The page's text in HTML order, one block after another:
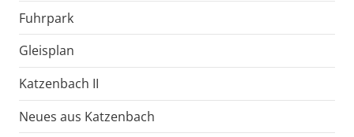
Fuhrpark
Gleisplan
Katzenbach II
Neues aus Katzenbach